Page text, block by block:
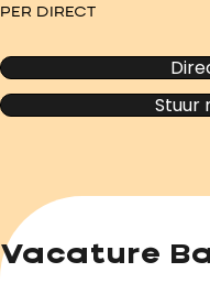
PER DIRECT
Stuur
Vacature